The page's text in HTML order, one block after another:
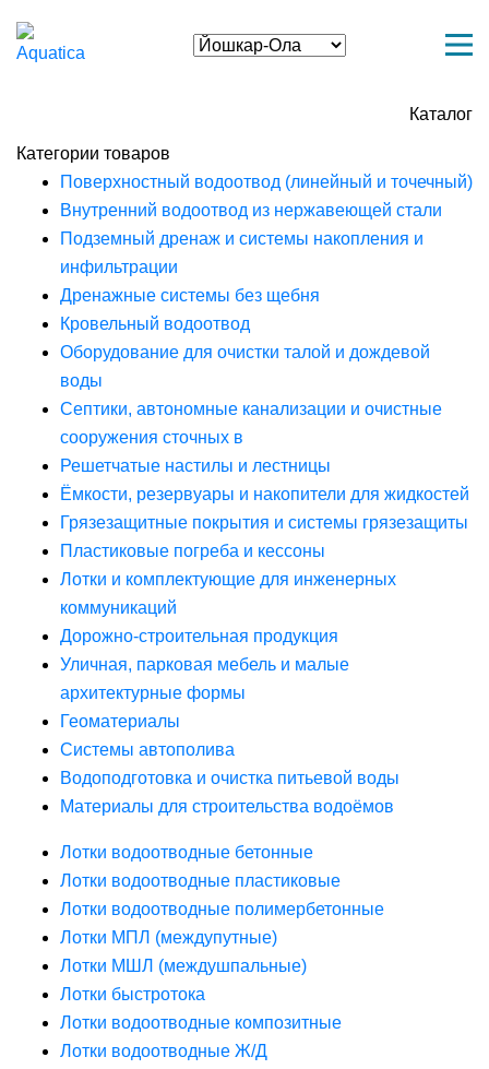
Каталог
Категории товаров
Поверхностный водоотвод (линейный и точечный)
Внутренний водоотвод из нержавеющей стали
Подземный дренаж и системы накопления и
инфильтрации
Дренажные системы без щебня
Кровельный водоотвод
Оборудование для очистки талой и дождевой
воды
Септики, автономные канализации и очистные
сооружения сточных в
Решетчатые настилы и лестницы
Ёмкости, резервуары и накопители для жидкостей
Грязезащитные покрытия и системы грязезащиты
Пластиковые погреба и кессоны
Лотки и комплектующие для инженерных
коммуникаций
Дорожно-строительная продукция
Уличная, парковая мебель и малые
архитектурные формы
Геоматериалы
Системы автополива
Водоподготовка и очистка питьевой воды
Материалы для строительства водоёмов
Лотки водоотводные бетонные
Лотки водоотводные пластиковые
Лотки водоотводные полимербетонные
Лотки МПЛ (междупутные)
Лотки МШЛ (междушпальные)
Лотки быстротока
Лотки водоотводные композитные
Лотки водоотводные Ж/Д